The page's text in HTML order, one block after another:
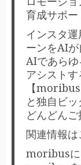
育成サポー
インスタ
ーンをAIが
AIであら
アシスト
【
と独自ビ
どんどんご
関連情報は
moribus